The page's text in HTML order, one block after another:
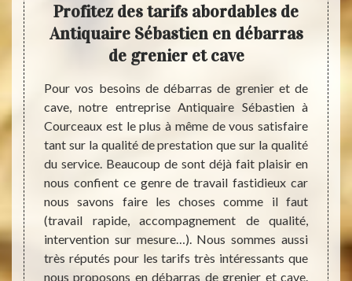
de
à
?
le
sera
la
pour
à
Profitez des tarifs abordables de
Antiquaire Sébastien en débarras
de grenier et cave
Pour vos besoins de débarras de grenier et de
cave, notre entreprise Antiquaire Sébastien à
Courceaux est le plus à même de vous satisfaire
tant sur la qualité de prestation que sur la qualité
du service. Beaucoup de sont déjà fait plaisir en
nous confient ce genre de travail fastidieux car
nous savons faire les choses comme il faut
(travail rapide, accompagnement de qualité,
intervention sur mesure…). Nous sommes aussi
très réputés pour les tarifs très intéressants que
nous proposons en débarras de grenier et cave.
La
en